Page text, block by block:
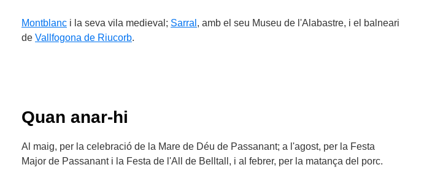
Montblanc i la seva vila medieval; Sarral , amb el seu Museu de l'Alabastre, i el balneari
de Vallfogona de Riucorb.
Quan anar-hi
Al maig, per la celebració de la Mare de Déu de Passanant; a l'agost, per la Festa
Major de Passanant i la Festa de l'All de Belltall, i al febrer, per la matança del porc.